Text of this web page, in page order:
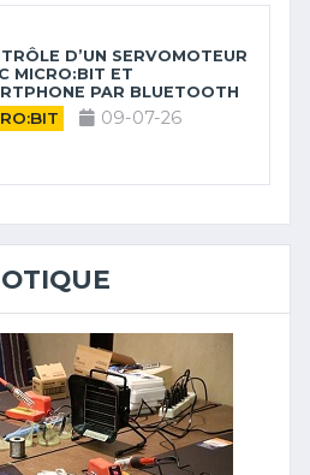
D’UN SERVOMOTEUR
MICRO:BIT ET
PAR BLUETOOTH
09-07-26